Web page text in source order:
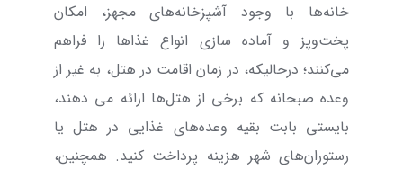
خانه‌ها با وجود آشپزخانه‌های مجهز، امکان
پخت‌و‌پز و آماده سازی انواع غذاها را فراهم
می‌کنند؛ درحالیکه، در زمان اقامت در هتل، به غیر از
وعده صبحانه که برخی از هتل‌ها ارائه می دهند،
بایستی بابت بقیه وعده‌های غذایی در هتل یا
رستوران‌های شهر هزینه پرداخت کنید. همچنین،